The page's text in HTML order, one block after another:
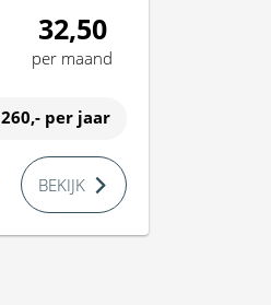
32,50
per maand
260,- per jaar
BEKIJK